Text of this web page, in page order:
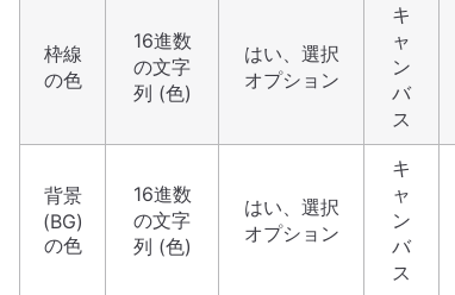
枠線
の色
16進数
の文字
列 (色)
はい、選択
オプション
キ
ャ
ン
バ
ス
背景
(BG)
の色
16進数
の文字
列 (色)
はい、選択
オプション
キ
ャ
ン
バ
ス